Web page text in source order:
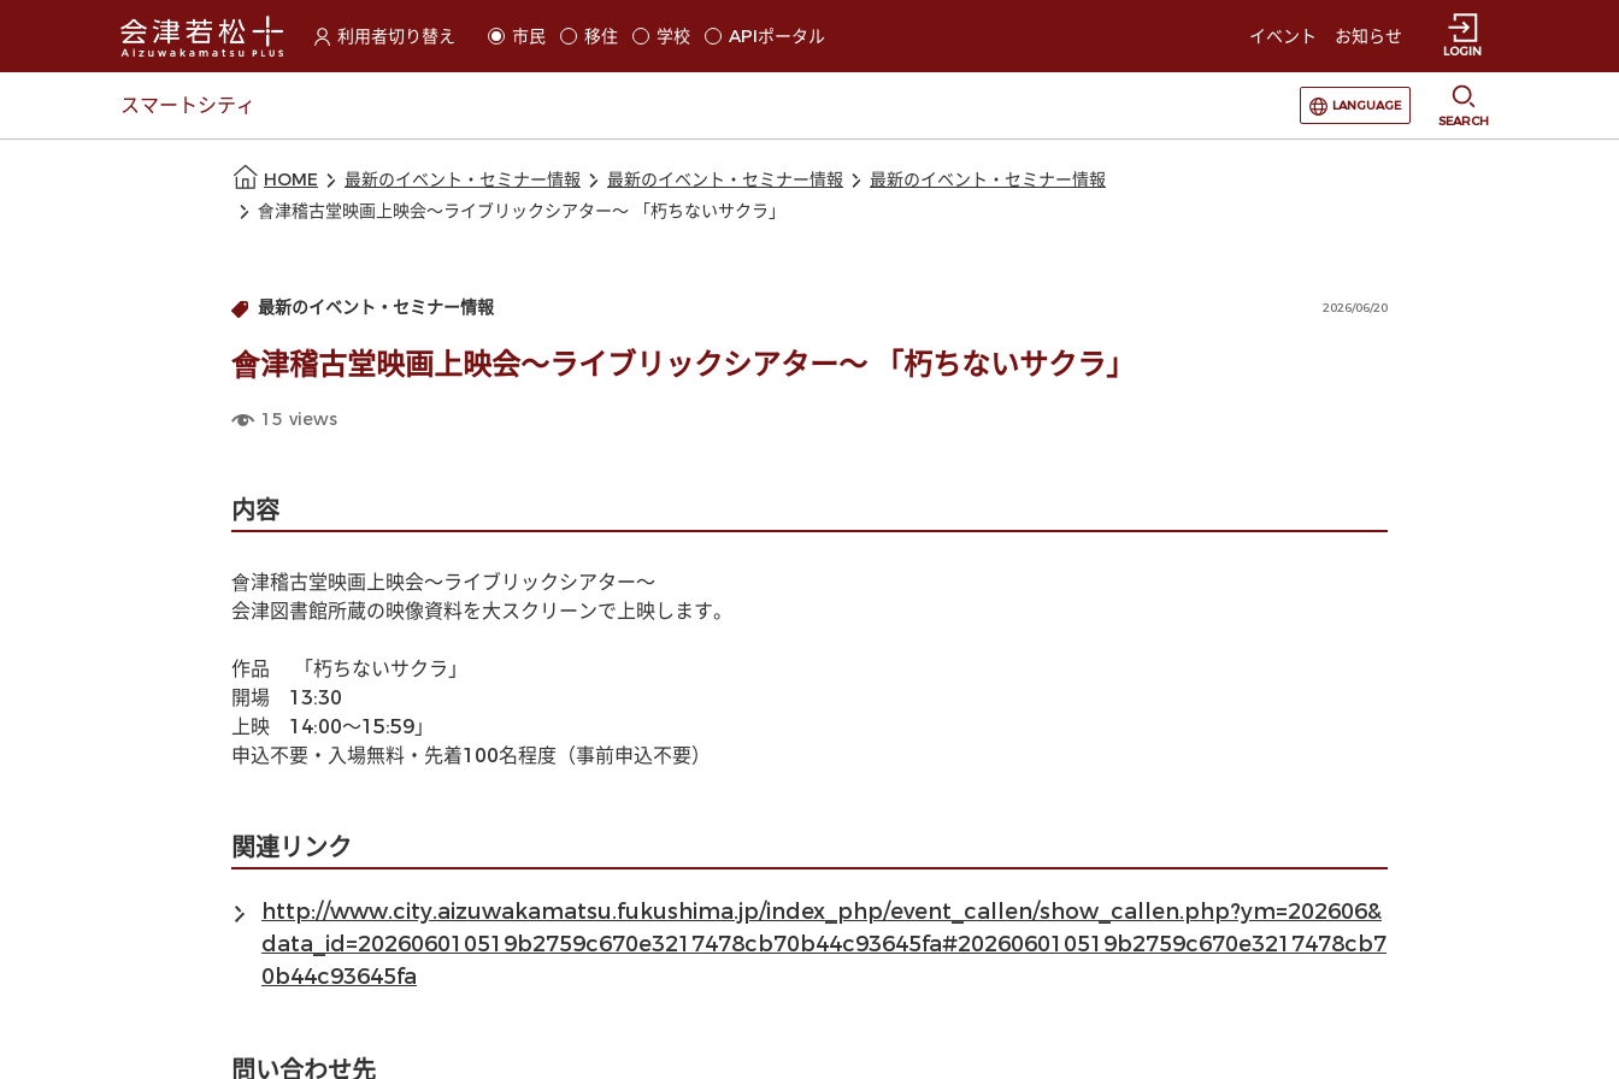
利用者切り替え
選択すると利用者の切替が発生します
市民 移住 学校 APIポータル イベント お知らせ
LOGIN
スマートシティ
選択すると言語の切替が発生します
LANGUAGE
SEARCH
HOME 最新のイベント・セミナー情報 最新のイベント・セミナー情報
最新のイベント・セミナー情報
會津稽古堂映画上映会〜ライブリックシアター〜 「朽ちないサクラ」
最新のイベント・セミナー情報 2026/06/20
會津稽古堂映画上映会〜ライブリックシアター〜 「朽ちないサクラ」
15 views
内容
會津稽古堂映画上映会〜ライブリックシアター〜
会津図書館所蔵の映像資料を大スクリーンで上映します。
作品　 「朽ちないサクラ」
開場　13:30
上映　14:00〜15:59」
申込不要・入場無料・先着100名程度（事前申込不要）
関連リンク
http://www.city.aizuwakamatsu.fukushima.jp/index_php/event_callen/show_callen.php?ym=202606&
data_id=202606010519b2759c670e3217478cb70b44c93645fa#202606010519b2759c670e3217478cb7
0b44c93645fa
問い合わせ先